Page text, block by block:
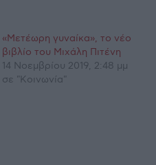
«Μετέωρη γυναίκα», το νέο
βιβλίο του Μιχάλη Πιτένη
14 Νοεμβρίου 2019, 2:48 μμ
σε "Κοινωνία"